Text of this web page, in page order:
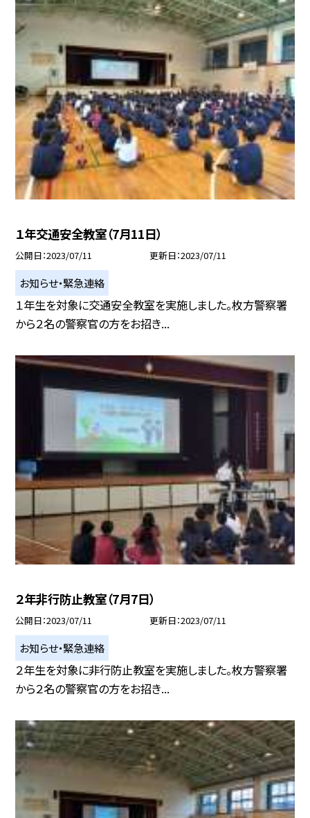
１年交通安全教室（7月11日）
公開日 2023/07/11 更新日 2023/07/11
お知らせ・緊急連絡
１年生を対象に交通安全教室を実施しました。枚方警察署
から２名の警察官の方をお招き...
２年非行防止教室（7月7日）
公開日 2023/07/11 更新日 2023/07/11
お知らせ・緊急連絡
２年生を対象に非行防止教室を実施しました。枚方警察署
から２名の警察官の方をお招き...